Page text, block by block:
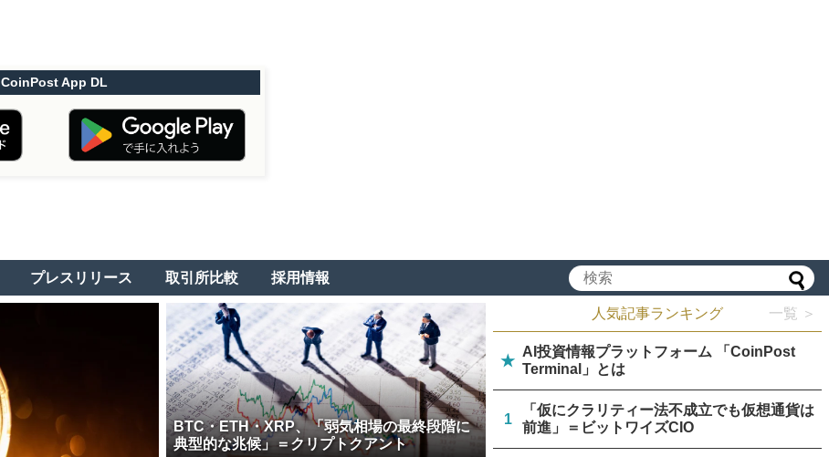
CoinPost App DL
プレスリリース 取引所比較 採用情報
BTC・ETH・XRP、「弱気相場の最終段階に
典型的な兆候」＝クリプトクアント
人気記事ランキング 一覧 ＞
★
AI投資情報プラットフォーム 「CoinPost
Terminal」とは
1
「仮にクラリティー法不成立でも仮想通貨は
前進」＝ビットワイズCIO